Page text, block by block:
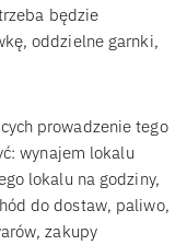
będzie
oddzielne garnki,
prowadzenie tego
wynajem lokalu
lokalu na godziny,
do dostaw, paliwo,
zakupy